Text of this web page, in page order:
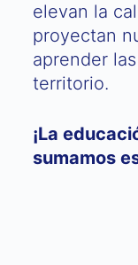
elevan la
proyectan
aprender
territorio.
¡La
sumamos